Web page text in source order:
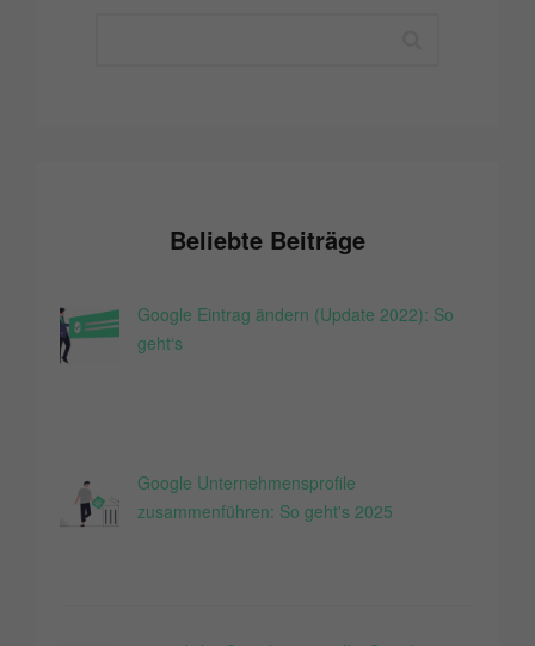
Beliebte Beiträge
Google Eintrag ändern (Update 2022): So
geht‘s
Google Unternehmensprofile
zusammenführen: So geht's 2025